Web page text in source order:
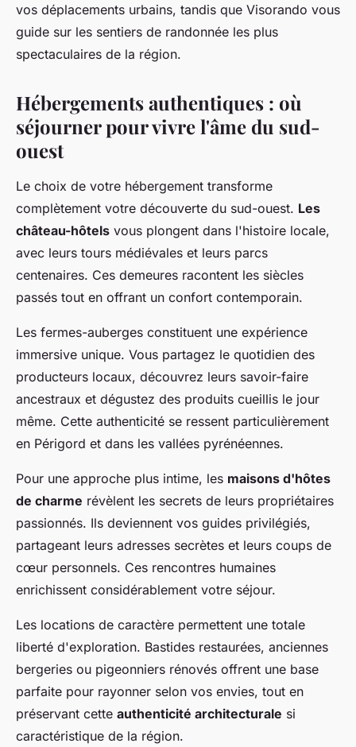
vos déplacements urbains, tandis que Visorando vous
guide sur les sentiers de randonnée les plus
spectaculaires de la région.
Hébergements authentiques : où
séjourner pour vivre l'âme du sud-
ouest
Le choix de votre hébergement transforme
complètement votre découverte du sud-ouest. Les
château-hôtels vous plongent dans l'histoire locale,
avec leurs tours médiévales et leurs parcs
centenaires. Ces demeures racontent les siècles
passés tout en offrant un confort contemporain.
Les fermes-auberges constituent une expérience
immersive unique. Vous partagez le quotidien des
producteurs locaux, découvrez leurs savoir-faire
ancestraux et dégustez des produits cueillis le jour
même. Cette authenticité se ressent particulièrement
en Périgord et dans les vallées pyrénéennes.
Pour une approche plus intime, les maisons d'hôtes
de charme révèlent les secrets de leurs propriétaires
passionnés. Ils deviennent vos guides privilégiés,
partageant leurs adresses secrètes et leurs coups de
cœur personnels. Ces rencontres humaines
enrichissent considérablement votre séjour.
Les locations de caractère permettent une totale
liberté d'exploration. Bastides restaurées, anciennes
bergeries ou pigeonniers rénovés offrent une base
parfaite pour rayonner selon vos envies, tout en
préservant cette authenticité architecturale si
caractéristique de la région.